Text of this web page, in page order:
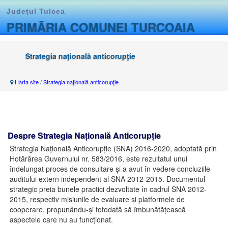
Judeţul Tulcea
PRIMĂRIA COMUNEI TURCOAIA
Strategia naţională anticorupţie
Harta site/Strategia naţională anticorupţie
Despre Strategia Națională Anticorupție
Strategia Națională Anticorupție (SNA) 2016-2020, adoptată prin
Hotărârea Guvernului nr. 583/2016, este rezultatul unui
îndelungat proces de consultare și a avut în vedere concluziile
auditului extern independent al SNA 2012-2015. Documentul
strategic preia bunele practici dezvoltate în cadrul SNA 2012-
2015, respectiv misiunile de evaluare și platformele de
cooperare, propunându-și totodată să îmbunătățească
aspectele care nu au funcționat.